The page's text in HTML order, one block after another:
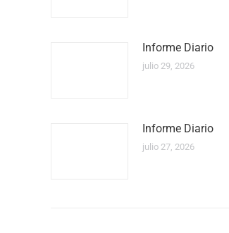
Informe Diario
julio 29, 2026
Informe Diario
julio 27, 2026